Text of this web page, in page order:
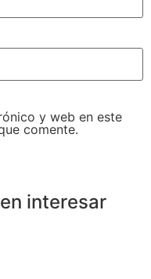
y web en este
comente.
interesar